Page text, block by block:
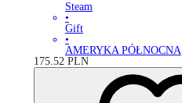
Steam
•
Gift
•
AMERYKA PÓŁNOCNA
175.52 PLN